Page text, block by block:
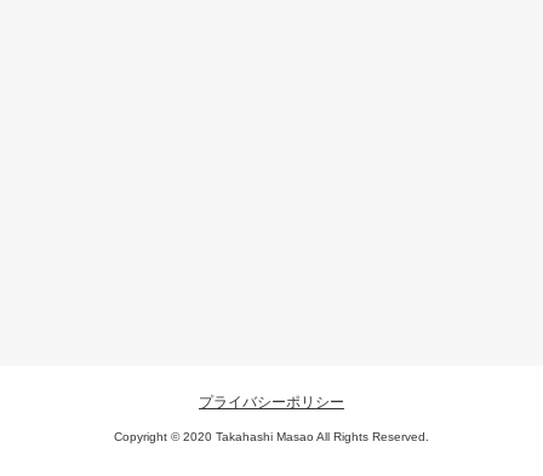
プライバシーポリシー
Copyright © 2020 Takahashi Masao All Rights Reserved.